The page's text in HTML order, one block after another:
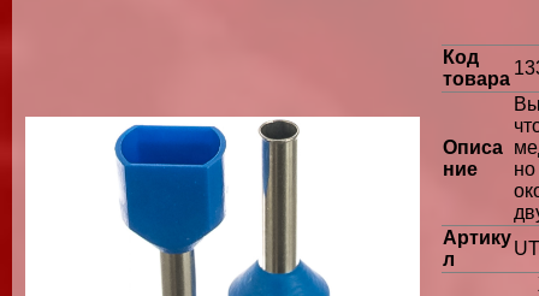
Код
товара
Описа
ние
Артику
л